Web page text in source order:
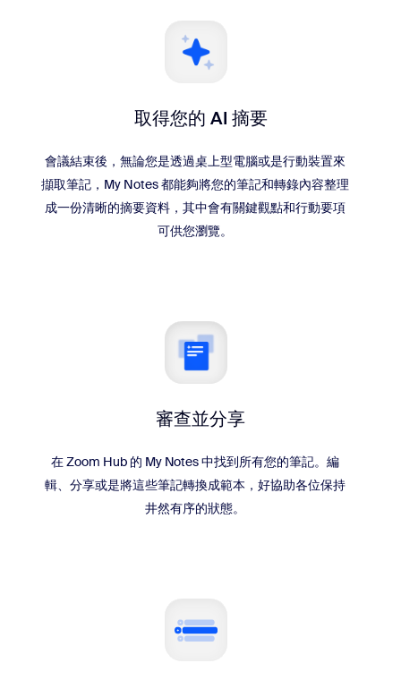
取得您的 AI 摘要
會議結束後，無論您是透過桌上型電腦或是行動裝置來
擷取筆記，My Notes 都能夠將您的筆記和轉錄內容整理
成一份清晰的摘要資料，其中會有關鍵觀點和行動要項
可供您瀏覽。
審查並分享
在 Zoom Hub 的 My Notes 中找到所有您的筆記。編
輯、分享或是將這些筆記轉換成範本，好協助各位保持
井然有序的狀態。